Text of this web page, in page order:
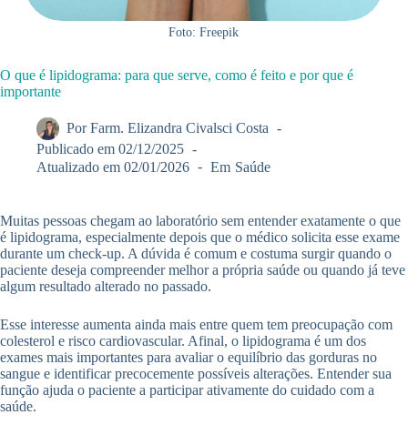
Foto: Freepik
O que é lipidograma: para que serve, como é feito e por que é
importante
Por Farm. Elizandra Civalsci Costa
Publicado em 02/12/2025
Atualizado em 02/01/2026 Em Saúde
Muitas pessoas chegam ao laboratório sem entender exatamente o que
é lipidograma, especialmente depois que o médico solicita esse exame
durante um check-up. A dúvida é comum e costuma surgir quando o
paciente deseja compreender melhor a própria saúde ou quando já teve
algum resultado alterado no passado.
Esse interesse aumenta ainda mais entre quem tem preocupação com
colesterol e risco cardiovascular. Afinal, o lipidograma é um dos
exames mais importantes para avaliar o equilíbrio das gorduras no
sangue e identificar precocemente possíveis alterações. Entender sua
função ajuda o paciente a participar ativamente do cuidado com a
saúde.